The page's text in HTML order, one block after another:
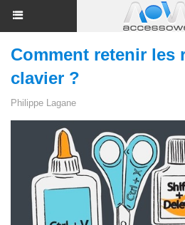
Comment retenir les
clavier ?
Philippe Lagane